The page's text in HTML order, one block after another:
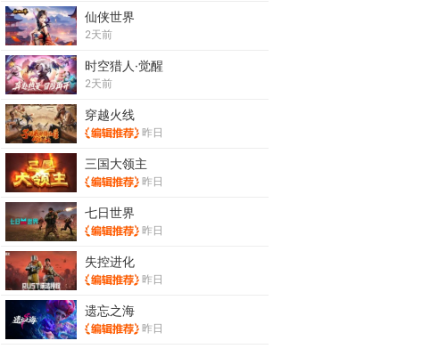
仙侠世界
2天前
时空猎人·觉醒
2天前
穿越火线
昨日
三国大领主
昨日
七日世界
昨日
失控进化
昨日
遗忘之海
昨日